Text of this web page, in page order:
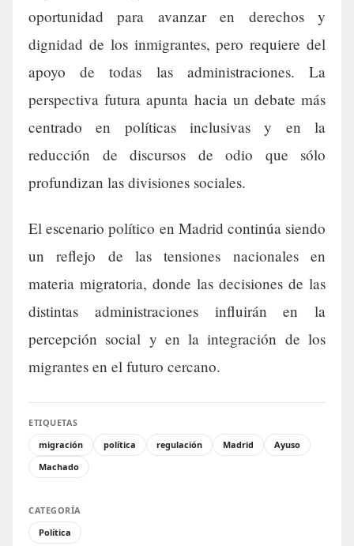
oportunidad para avanzar en derechos y
dignidad de los inmigrantes, pero requiere del
apoyo de todas las administraciones. La
perspectiva futura apunta hacia un debate más
centrado en políticas inclusivas y en la
reducción de discursos de odio que sólo
profundizan las divisiones sociales.
El escenario político en Madrid continúa siendo
un reflejo de las tensiones nacionales en
materia migratoria, donde las decisiones de las
distintas administraciones influirán en la
percepción social y en la integración de los
migrantes en el futuro cercano.
ETIQUETAS
migración
política regulación Madrid
Ayuso
Machado
CATEGORÍA
Política